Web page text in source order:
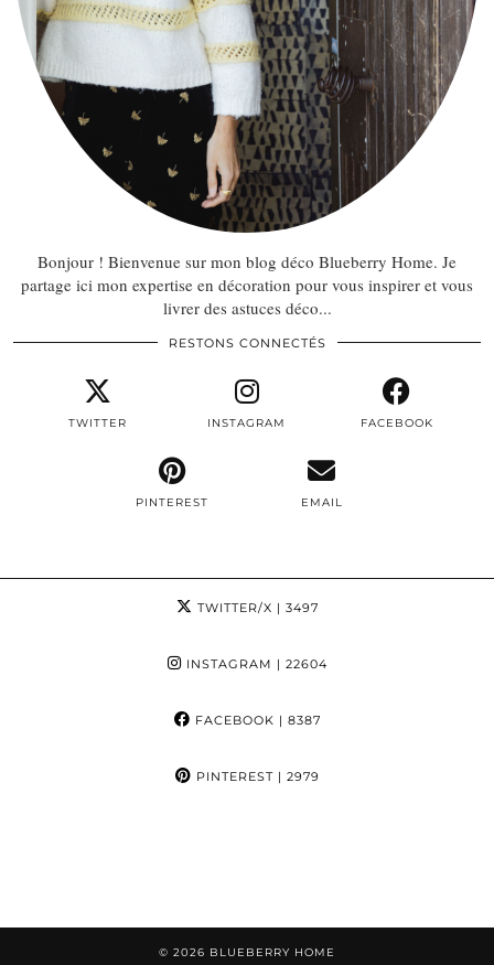
Bonjour ! Bienvenue sur mon blog déco Blueberry Home. Je
partage ici mon expertise en décoration pour vous inspirer et vous
livrer des astuces déco...
RESTONS CONNECTÉS
TWITTER INSTAGRAM FACEBOOK
PINTEREST EMAIL
TWITTER/X | 3497
INSTAGRAM | 22604
FACEBOOK | 8387
PINTEREST| 2979
© 2026 BLUEBERRY HOME